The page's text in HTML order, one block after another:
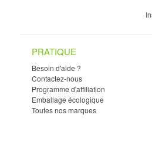
PRATIQUE
Besoin d'aide ?
Contactez-nous
Programme d'affiliation
Emballage écologique
Toutes nos marques